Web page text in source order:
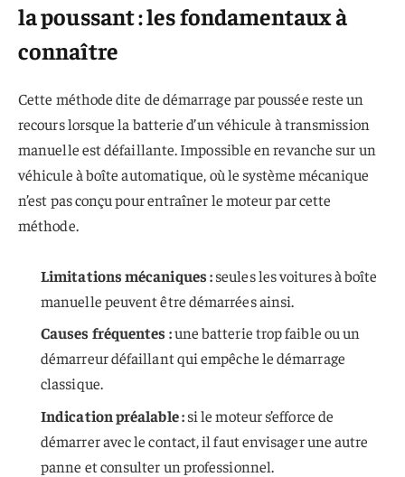
la poussant : les fondamentaux à
connaître
Cette méthode dite de démarrage par poussée reste un
recours lorsque la batterie d’un véhicule à transmission
manuelle est défaillante. Impossible en revanche sur un
véhicule à boîte automatique, où le système mécanique
n’est pas conçu pour entraîner le moteur par cette
méthode.
Limitations mécaniques :seules les voitures à boîte
manuelle peuvent être démarrées ainsi.
Causes fréquentes :une batterie trop faible ou un
démarreur défaillant qui empêche le démarrage
classique.
Indication préalable :si le moteur s’efforce de
démarrer avec le contact, il faut envisager une autre
panne et consulter un professionnel.